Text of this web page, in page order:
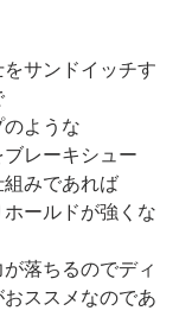
サンドイッチす
のような
レーキシュー
組みであれば
ールドが強くな
落ちるのでディ
ススメなのであ